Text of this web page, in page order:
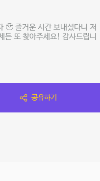
🥹 즐거운 시간 보내셨다니 저
든 또 찾아주세요! 감사드립니
공유하기